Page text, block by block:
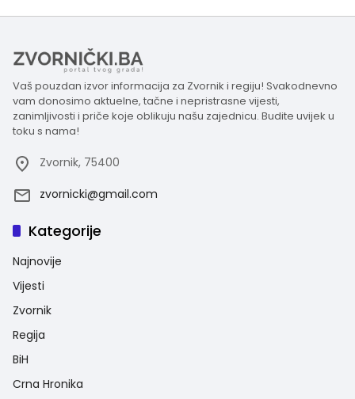
Vaš pouzdan izvor informacija za Zvornik i regiju! Svakodnevno
vam donosimo aktuelne, tačne i nepristrasne vijesti,
zanimljivosti i priče koje oblikuju našu zajednicu. Budite uvijek u
toku s nama!
Zvornik, 75400
zvornicki@gmail.com
Kategorije
Najnovije
Vijesti
Zvornik
Regija
BiH
Crna Hronika